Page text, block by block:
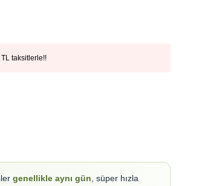
taksitlerle!!
genellikle aynı gün , süper hızla